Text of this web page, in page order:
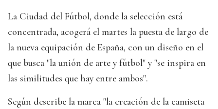
La Ciudad del Fútbol, donde la selección está
concentrada, acogerá el martes la puesta de largo de
la nueva equipación de España, con un diseño en el
que busca "la unión de arte y fútbol" y "se inspira en
las similitudes que hay entre ambos".
Según describe la marca "la creación de la camiseta